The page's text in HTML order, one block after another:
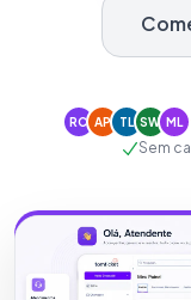
RC AP TL SW ML
Sem